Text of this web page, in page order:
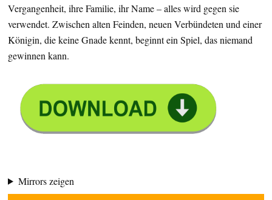
Vergangenheit, ihre Familie, ihr Name – alles wird gegen sie
verwendet. Zwischen alten Feinden, neuen Verbündeten und einer
Königin, die keine Gnade kennt, beginnt ein Spiel, das niemand
gewinnen kann.
Mirrors zeigen